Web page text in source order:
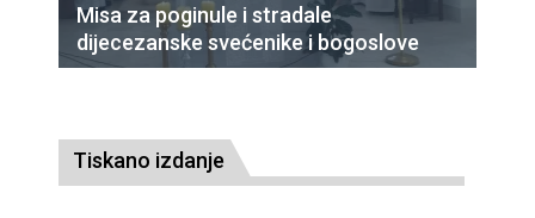
Misa za poginule i stradale
dijecezanske svećenike i bogoslove
Tiskano izdanje